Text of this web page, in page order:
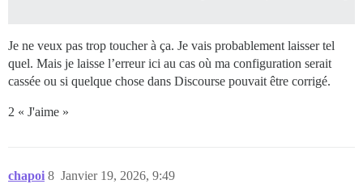
Je ne veux pas trop toucher à ça. Je vais probablement laisser tel
quel. Mais je laisse l’erreur ici au cas où ma configuration serait
cassée ou si quelque chose dans Discourse pouvait être corrigé.
2 « J'aime »
chapoi Janvier 19, 2026, 9:49
8